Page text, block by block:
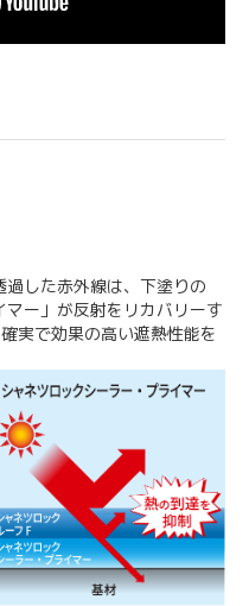
過した赤外線は、下塗りの
マー」が反射をリカバリーす
実で効果の高い遮熱性能を